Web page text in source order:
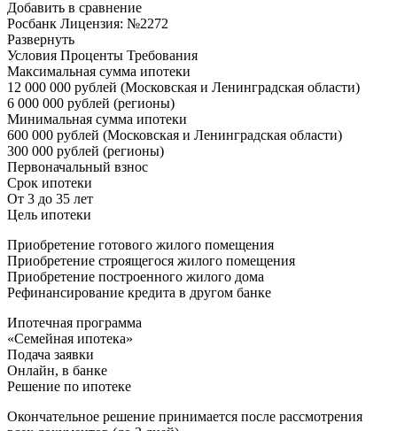
Добавить в сравнение
Росбанк Лицензия: №2272
Развернуть
Условия Проценты Требования
Максимальная сумма ипотеки
12 000 000 рублей (Московская и Ленинградская области)
6 000 000 рублей (регионы)
Минимальная сумма ипотеки
600 000 рублей (Московская и Ленинградская области)
300 000 рублей (регионы)
Первоначальный взнос
Срок ипотеки
От 3 до 35 лет
Цель ипотеки
Приобретение готового жилого помещения
Приобретение строящегося жилого помещения
Приобретение построенного жилого дома
Рефинансирование кредита в другом банке
Ипотечная программа
«Семейная ипотека»
Подача заявки
Онлайн, в банке
Решение по ипотеке
Окончательное решение принимается после рассмотрения